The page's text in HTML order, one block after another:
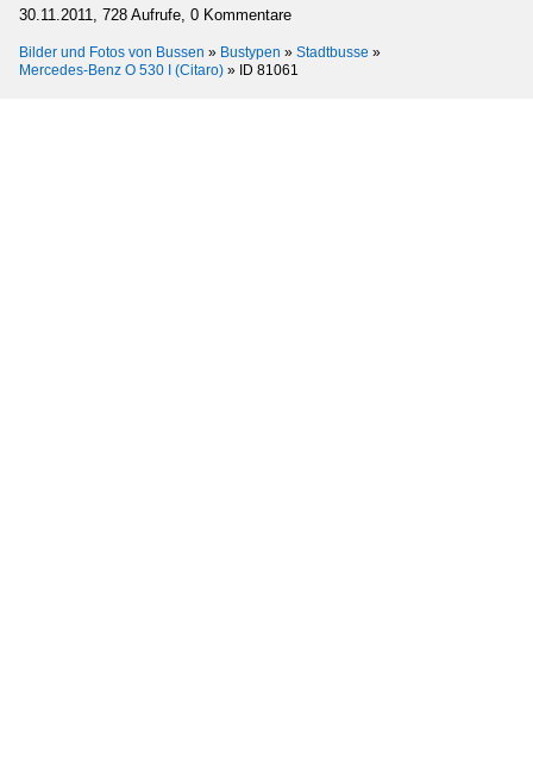
30.11.2011, 728 Aufrufe, 0 Kommentare
Bilder und Fotos von Bussen » Bustypen » Stadtbusse »
Mercedes-Benz O 530 I (Citaro) » ID 81061